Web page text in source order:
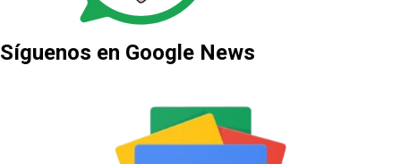
Síguenos en Google News